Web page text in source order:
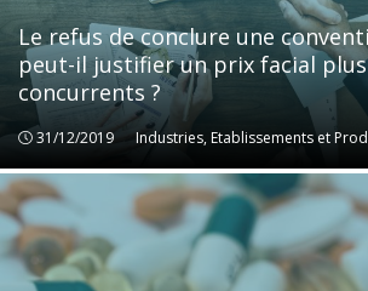
Le refus de conclure une
peut-il justifier un prix facial
concurrents ?
31/12/2019 Industries, Etablissements et
Industries, Etablissements et